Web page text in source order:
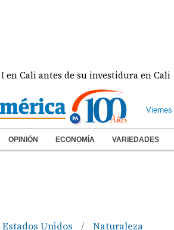
antes de su investidura en Cali
Viernes
OPINIÓN ECONOMÍA VARIEDADES
Estados Unidos / Naturaleza